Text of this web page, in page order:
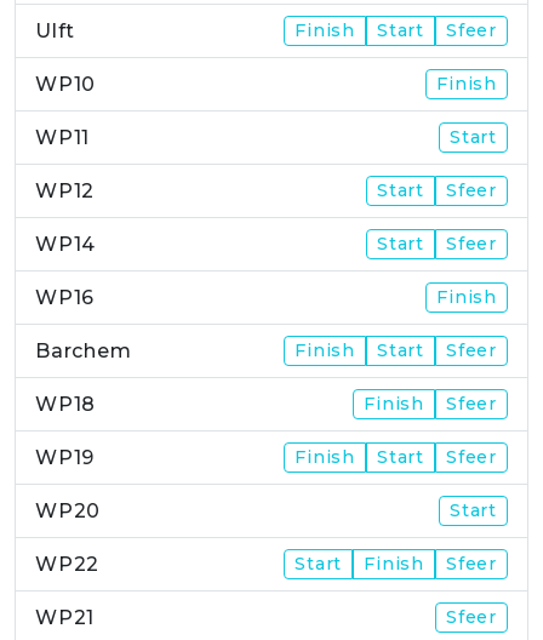
Ulft Finish Start Sfeer
WP10 Finish
WP11 Start
WP12 Start Sfeer
WP14 Start Sfeer
WP16 Finish
Barchem Finish Start Sfeer
WP18 Finish Sfeer
WP19 Finish Start Sfeer
WP20 Start
WP22 Start Finish Sfeer
WP21 Sfeer